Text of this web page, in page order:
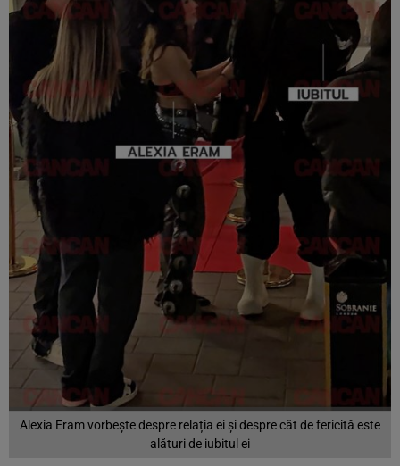
Alexia Eram vorbește despre relația ei și despre cât de fericită este
alături de iubitul ei